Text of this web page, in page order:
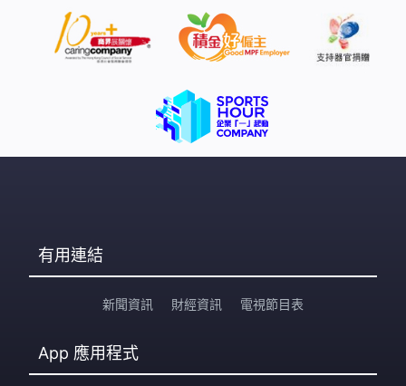
有用連結
新聞資訊 財經資訊 電視節目表
App 應用程式